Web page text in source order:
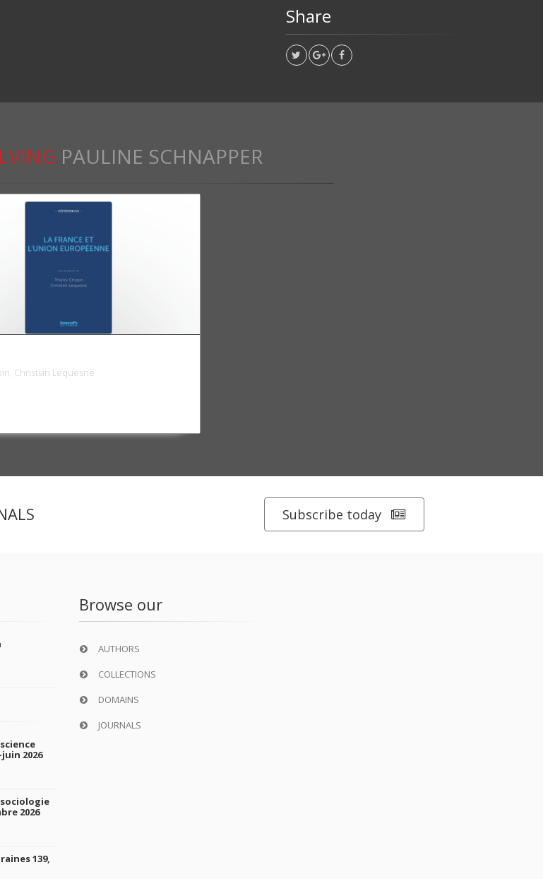
Share
PAULINE SCHNAPPER
Christian Lequesne
Subscribe today
2026
2026
139,
Browse our
AUTHORS
COLLECTIONS
DOMAINS
JOURNALS